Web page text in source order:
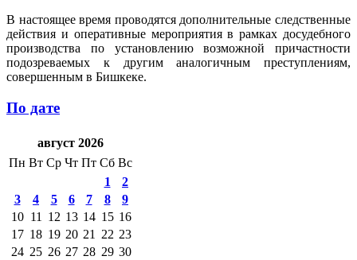
В настоящее время проводятся дополнительные следственные
действия и оперативные мероприятия в рамках досудебного
производства по установлению возможной причастности
подозреваемых к другим аналогичным преступлениям,
совершенным в Бишкеке.
По дате
август 2026
Пн Вт Ср Чт Пт Сб Вс
1
2
3
4 5 6 7 8
9
10 11 12 13 14 15 16
17 18 19 20 21 22 23
24 25 26 27 28 29 30